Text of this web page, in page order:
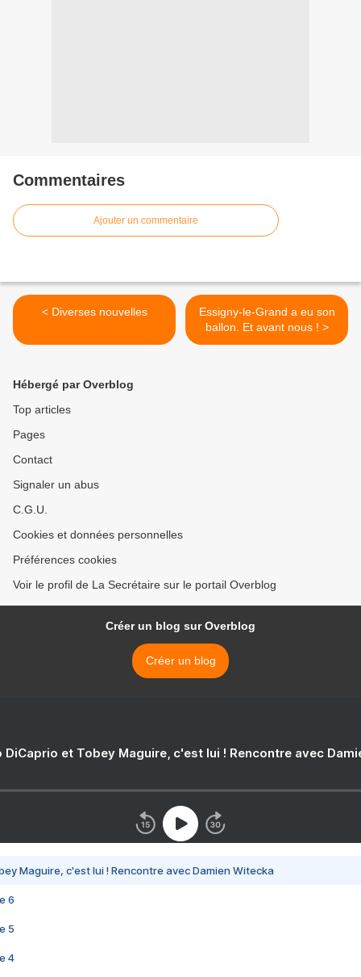
Commentaires
Ajouter un commentaire
< Diverses nouvelles
Essigny-le-Grand a eu son
ballon. Et avant nous ! >
Hébergé par Overblog
Top articles
Pages
Contact
Signaler un abus
C.G.U.
Cookies et données personnelles
Préférences cookies
Voir le profil de La Secrétaire sur le portail Overblog
Créer un blog sur Overblog
Créer un blog
DiCaprio et Tobey Maguire, c'est lui ! Rencontre avec
Maguire, c'est lui ! Rencontre avec Damien Witecka
6
5
4